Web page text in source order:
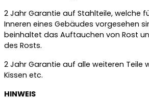
2 Jahr Garantie auf Stahlteile, welche
Inneren eines Gebäudes vorgesehen
beinhaltet das Auftauchen von Rost
des Rosts.
2 Jahr Garantie auf alle weiteren Teile
Kissen etc.
HINWEIS